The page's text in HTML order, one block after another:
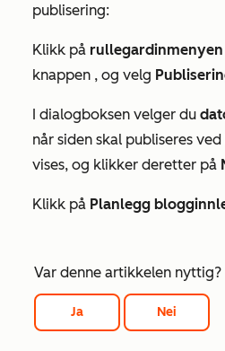
publisering:
Klikk på rullegardinmenyen
knappen , og velg
I dialogboksen velger du
når siden skal publiseres
vises, og klikker deretter på
Klikk på Planlegg
Var denne artikkelen nyttig?
Ja Nei